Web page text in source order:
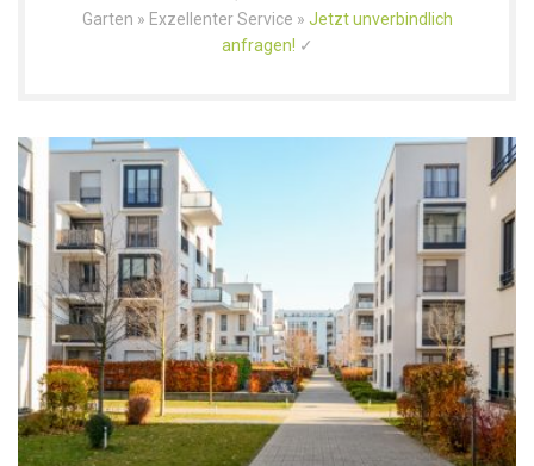
Garten » Exzellenter Service » Jetzt unverbindlich
anfragen! ✓